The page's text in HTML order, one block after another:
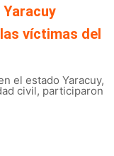
víctimas del
el estado Yaracuy,
civil, participaron